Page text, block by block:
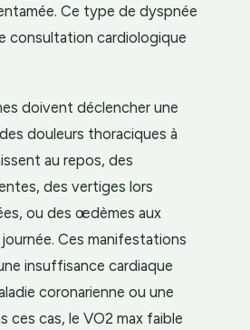
Ce type de dyspnée
consultation cardiologique
doivent déclencher une
douleurs thoraciques à
au repos, des
des vertiges lors
ou des œdèmes aux
Ces manifestations
insuffisance cardiaque
coronarienne ou une
ces cas, le VO2 max faible